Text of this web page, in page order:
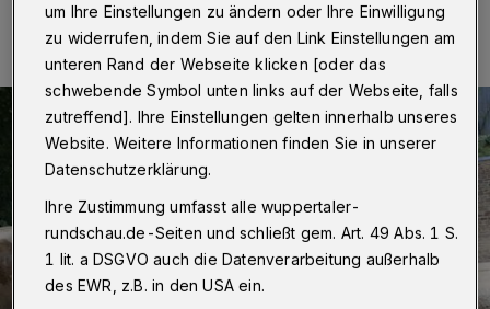
um Ihre Einstellungen zu ändern oder Ihre Einwilligung
zu widerrufen, indem Sie auf den Link Einstellungen am
unteren Rand der Webseite klicken [oder das
schwebende Symbol unten links auf der Webseite, falls
zutreffend]. Ihre Einstellungen gelten innerhalb unseres
Website. Weitere Informationen finden Sie in unserer
Datenschutzerklärung.
Ihre Zustimmung umfasst alle wuppertaler-
rundschau.de-Seiten und schließt gem. Art. 49 Abs. 1 S.
1 lit. a DSGVO auch die Datenverarbeitung außerhalb
des EWR, z.B. in den USA ein.